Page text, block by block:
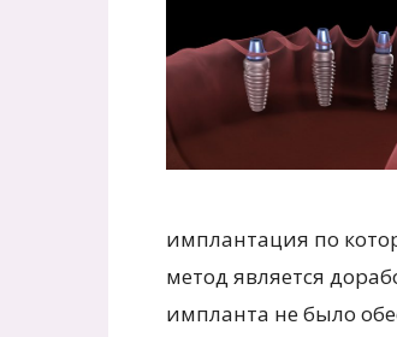
имплантация по
метод является
импланта не было